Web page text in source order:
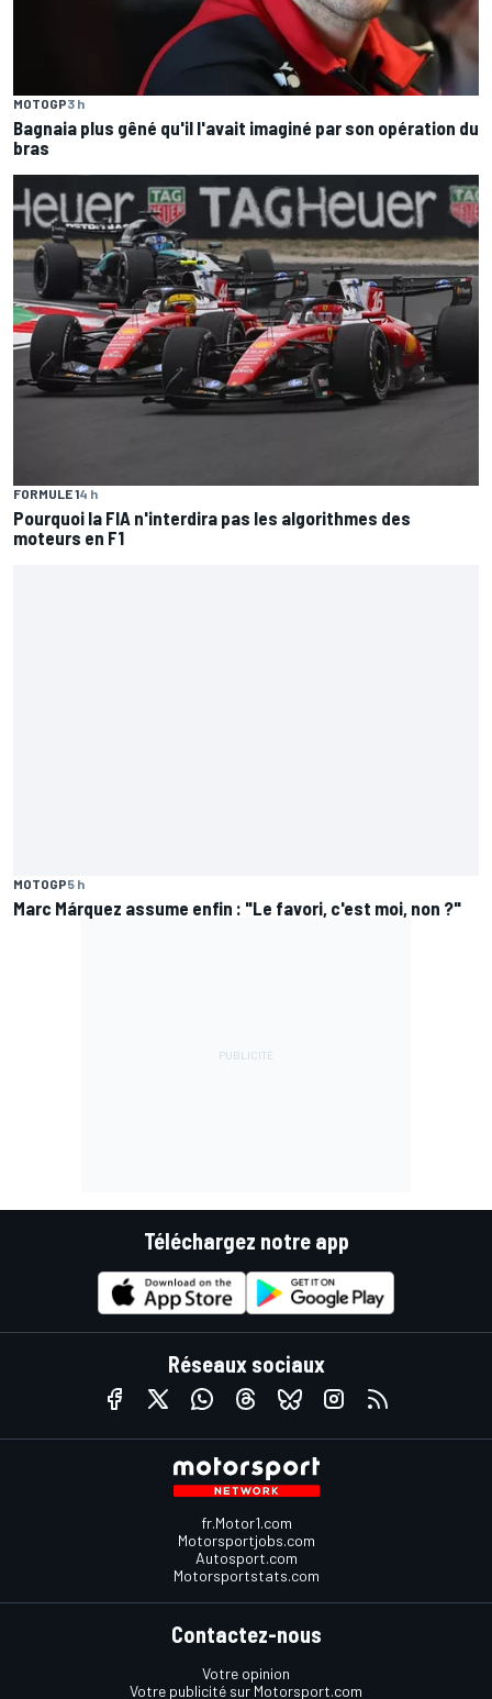
MOTOGP3 h
Bagnaia plus gêné qu'il l'avait imaginé par son opération du
bras
FORMULE 14 h
Pourquoi la FIA n'interdira pas les algorithmes des
moteurs en F1
MOTOGP5 h
Marc Márquez assume enfin : "Le favori, c'est moi, non ?"
Téléchargez notre app
Réseaux sociaux
fr.Motor1.com
Motorsportjobs.com
Autosport.com
Motorsportstats.com
Contactez-nous
Votre opinion
Votre publicité sur Motorsport.com